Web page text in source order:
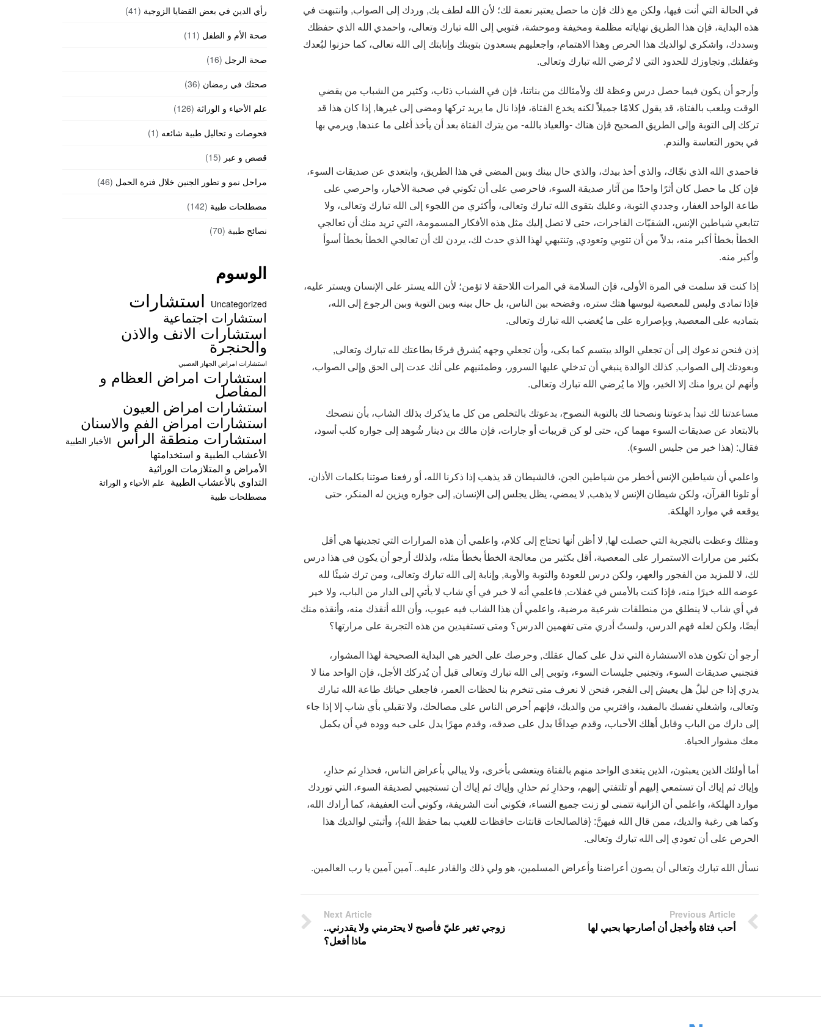
في الحالة التي أنت فيها، ولكن مع ذلك فإن ما حصل يعتبر نعمة لك؛ لأن الله لطف بك, وردك إلى الصواب, وانتبهت في
هذه البداية، فإن هذا الطريق نهاياته مظلمة ومخيفة وموحشة، فتوبي إلى الله تبارك وتعالى، واحمدي الله الذي حفظك
وسددك، واشكري لوالديك هذا الحرص وهذا الاهتمام، واجعليهم يسعدون بتوبتك وإنابتك إلى الله تعالى، كما حزنوا لبُعدك
وغفلتك, وتجاوزك للحدود التي لا تُرضي الله تبارك وتعالى.
وأرجو أن يكون فيما حصل درس وعظة لك ولأمثالك من بناتنا، فإن في الشباب ذئاب، وكثير من الشباب من يقضي
الوقت ويلعب بالفتاة، قد يقول كلامًا جميلاً لكنه يخدع الفتاة، فإذا نال ما يريد تركها ومضى إلى غيرها, إذا كان هذا قد
تركك إلى التوبة وإلى الطريق الصحيح فإن هناك -والعياذ بالله- من يترك الفتاة بعد أن يأخذ أغلى ما عندها, ويرمي بها
في بحور التعاسة والندم.
فاحمدي الله الذي نجّاك، والذي أخذ بيدك، والذي حال بينك وبين المضي في هذا الطريق، وابتعدي عن صديقات السوء،
فإن كل ما حصل كان أثرًا واحدًا من آثار صديقة السوء، فاحرصي على أن تكوني في صحبة الأخيار، واحرصي على
طاعة الواحد الغفار، وجددي التوبة، وعليك بتقوى الله تبارك وتعالى، وأكثري من اللجوء إلى الله تبارك وتعالى، ولا
تتابعي شياطين الإنس، الشقيّات الفاجرات، حتى لا تصل إليك مثل هذه الأفكار المسمومة، التي تريد منك أن تعالجي
الخطأ بخطأ أكبر منه، بدلاً من أن تتوبي وتعودي, وتنتبهي لهذا الذي حدث لك، يردن لك أن تعالجي الخطأ بخطأ أسوأ
وأكبر منه.
إذا كنت قد سلمت في المرة الأولى، فإن السلامة في المرات اللاحقة لا تؤمن؛ لأن الله يستر على الإنسان ويستر عليه،
فإذا تمادى ولبس للمعصية لبوسها هتك ستره، وفضحه بين الناس، بل حال بينه وبين التوبة وبين الرجوع إلى الله،
بتماديه على المعصية, وبإصراره على ما يُغضب الله تبارك وتعالى.
إذن فنحن ندعوك إلى أن تجعلي الوالد يبتسم كما بكى، وأن تجعلي وجهه يُشرق فرحًا بطاعتك لله تبارك وتعالى,
وبعودتك إلى الصواب, كذلك الوالدة ينبغي أن تدخلي عليها السرور، وطمئنيهم على أنك عدت إلى الحق وإلى الصواب،
وأنهم لن يروا منك إلا الخير، وإلا ما يُرضي الله تبارك وتعالى.
مساعدتنا لك تبدأ بدعوتنا ونصحنا لك بالتوبة النصوح، بدعوتك بالتخلص من كل ما يذكرك بذلك الشاب، بأن ننصحك
بالابتعاد عن صديقات السوء مهما كن، حتى لو كن قريبات أو جارات، فإن مالك بن دينار شُوهد إلى جواره كلب أسود،
فقال: (هذا خير من جليس السوء).
واعلمي أن شياطين الإنس أخطر من شياطين الجن، فالشيطان قد يذهب إذا ذكرنا الله، أو رفعنا صوتنا بكلمات الأذان،
أو تلونا القرآن، ولكن شيطان الإنس لا يذهب, لا يمضي، يظل يجلس إلى الإنسان, إلى جواره ويزين له المنكر، حتى
يوقعه في موارد الهلكة.
ومثلك وعظت بالتجربة التي حصلت لها, لا أظن أنها تحتاج إلى كلام، واعلمي أن هذه المرارات التي تجدينها هي أقل
بكثير من مرارات الاستمرار على المعصية، أقل بكثير من معالجة الخطأ بخطأ مثله، ولذلك أرجو أن يكون في هذا درس
لك، لا للمزيد من الفجور والعهر، ولكن درس للعودة والتوبة والأوبة, وإنابة إلى الله تبارك وتعالى، ومن ترك شيئًا لله
عوضه الله خيرًا منه، فإذا كنت بالأمس في غفلات, فاعلمي أنه لا خير في أي شاب لا يأتي إلى الدار من الباب، ولا خير
في أي شاب لا ينطلق من منطلقات شرعية مرضية، واعلمي أن هذا الشاب فيه عيوب، وأن الله أنقذك منه، وأنقذه منك
أيضًا، ولكن لعله فهم الدرس، ولستُ أدري متى تفهمين الدرس؟ ومتى تستفيدين من هذه التجربة على مرارتها؟
أرجو أن تكون هذه الاستشارة التي تدل على كمال عقلك, وحرصك على الخير هي البداية الصحيحة لهذا المشوار،
فتجنبي صديقات السوء، وتجنبي جليسات السوء، وتوبي إلى الله تبارك وتعالى قبل أن يُدركك الأجل، فإن الواحد منا لا
يدري إذا جن ليلٌ هل يعيش إلى الفجر، فنحن لا نعرف متى تنخرم بنا لحظات العمر، فاجعلي حياتك طاعة الله تبارك
وتعالى، واشغلي نفسك بالمفيد، واقتربي من والديك، فإنهم أحرص الناس على مصالحك، ولا تقبلي بأي شاب إلا إذا جاء
إلى دارك من الباب وقابل أهلك الأحباب، وقدم صِداقًا يدل على صدقه، وقدم مهرًا يدل على حبه ووده في أن يكمل
معك مشوار الحياة.
أما أولئك الذين يعبثون، الذين يتغدى الواحد منهم بالفتاة ويتعشى بأخرى، ولا يبالي بأعراض الناس، فحذارِ ثم حذارِ،
وإياك ثم إياك أن تستمعي إليهم أو تلتفتي إليهم، وحذارِ ثم حذارِ, وإياك ثم إياك أن تستجيبي لصديقة السوء، التي توردك
موارد الهلكة، واعلمي أن الزانية تتمنى لو زنت جميع النساء، فكوني أنت الشريفة، وكوني أنت العفيفة، كما أرادك الله،
وكما هي رغبة والديك، ممن قال الله فيهنَّ: {فالصالحات قانتات حافظات للغيب بما حفظ الله}، وأثبتي لوالديك هذا
الحرص على أن تعودي إلى الله تبارك وتعالى.
نسأل الله تبارك وتعالى أن يصون أعراضنا وأعراض المسلمين، هو ولي ذلك والقادر عليه.. آمين آمين يا رب العالمين.
Previous Article
أحب فتاة وأخجل أن أصارحها بحبي لها
Next Article
زوجي تغير عليّ فأصبح لا يحترمني ولا يقدرني..
ماذا أفعل؟
رأي الدين في بعض القضايا الزوجية (41)
صحة الأم و الطفل (11)
صحة الرجل (16)
صحتك في رمضان (36)
علم الأحياء و الوراثة (126)
فحوصات و تحاليل طبية شائعه (1)
قصص و عبر (15)
مراحل نمو و تطور الجنين خلال فترة الحمل (46)
مصطلحات طبية (142)
نصائح طبية (70)
الوسوم
Uncategorized استشارات
استشارات اجتماعية
استشارات الانف والاذن
والحنجرة
استشارات امراض الجهاز العصبي
استشارات امراض العظام و
المفاصل
استشارات امراض العيون
استشارات امراض الفم والاسنان
استشارات منطقة الرأس الأخبار الطبية
الأعشاب الطبية و استخدامتها
الأمراض و المتلازمات الوراثية
التداوي بالأعشاب الطبية علم الأحياء و الوراثة
مصطلحات طبية